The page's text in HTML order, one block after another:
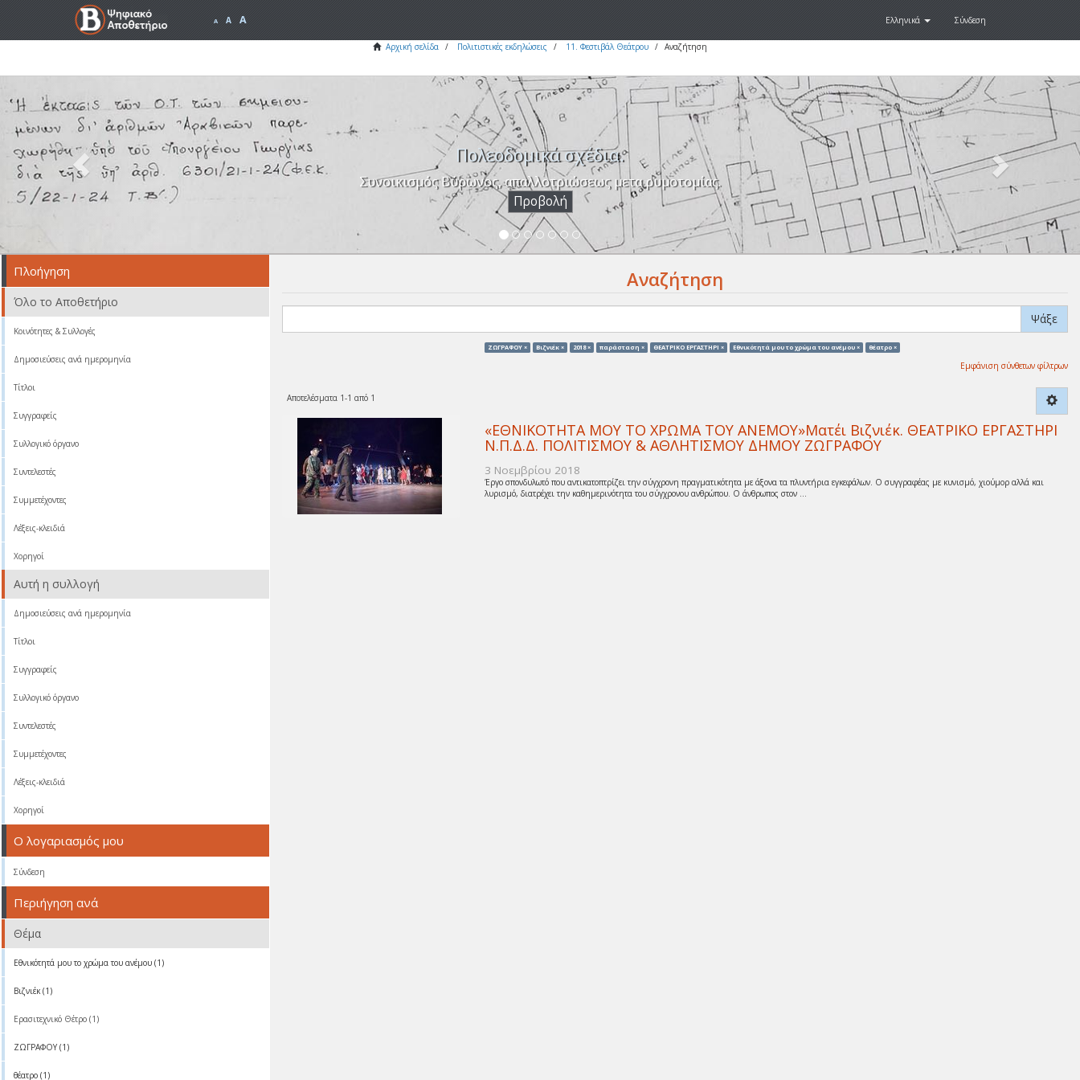
A A A Ελληνικά Σύνδεση
Αρχική σελίδα Πολιτιστικές εκδηλώσεις 11. Φεστιβάλ Θεάτρου Αναζήτηση
Πολεοδομικά σχέδια.
Συνοικισμός Βύρωνος, απαλλοτριώσεως μετα ρυμοτομίας.
Προβολή
Next
Αναζήτηση
Ψάξε
ΖΩΓΡΑΦΟΥ × Βιζνιέκ × 2018 × παράσταση × ΘΕΑΤΡΙΚΟ ΕΡΓΑΣΤΗΡΙ × Eθνικότητά μου το χρώμα του ανέμου × θέατρο ×
Εμφάνιση σύνθετων φίλτρων
Αποτελέσματα 1-1 από 1
«ΕΘΝΙΚΟΤΗΤΑ ΜΟΥ ΤΟ ΧΡΩΜΑ ΤΟΥ ΑΝΕΜΟΥ»Ματέι Βιζνιέκ. ΘΕΑΤΡΙΚΟ ΕΡΓΑΣΤΗΡΙ
Ν.Π.Δ.Δ. ΠΟΛΙΤΙΣΜΟΥ & ΑΘΛΗΤΙΣΜΟΥ ΔΗΜΟΥ ΖΩΓΡΑΦΟΥ
3 Νοεμβρίου 2018
Έργο σπονδυλωτό που αντικατοπτρίζει την σύγχρονη πραγματικότητα με άξονα τα πλυντήρια εγκεφάλων. Ο συγγραφέας με κυνισμό, χιούμορ αλλά και
λυρισμό, διατρέχει την καθημερινότητα του σύγχρονου ανθρώπου. Ο άνθρωπος στον ...
Πλοήγηση
Όλο το Αποθετήριο
Κοινότητες & Συλλογές
Δημοσιεύσεις ανά ημερομηνία
Τίτλοι
Συγγραφείς
Συλλογικό όργανο
Συντελεστές
Συμμετέχοντες
Λέξεις-κλειδιά
Χορηγοί
Αυτή η συλλογή
Δημοσιεύσεις ανά ημερομηνία
Τίτλοι
Συγγραφείς
Συλλογικό όργανο
Συντελεστές
Συμμετέχοντες
Λέξεις-κλειδιά
Χορηγοί
Ο λογαριασμός μου
Σύνδεση
Περιήγηση ανά
Θέμα
Eθνικότητά μου το χρώμα του ανέμου (1)
Βιζνιέκ (1)
Ερασιτεχνικό Θέτρο (1)
ΖΩΓΡΑΦΟΥ (1)
θέατρο (1)